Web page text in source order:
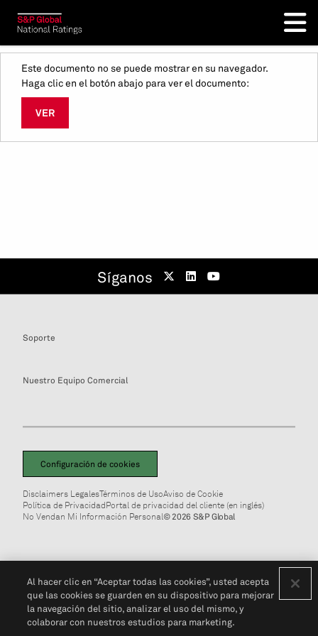
Este documento no se puede mostrar en su navegador.
Haga clic en el botón abajo para ver el documento:
VER
Síganos
Soporte
Nuestro Equipo Comercial
Configuración de cookies
Disclaimers LegalesTérminos de UsoAviso de Cookie
Política de PrivacidadPortal de privacidad del cliente (en inglés)
No Vendan Mi Información Personal© 2026 S&P Global
Al hacer clic en “Aceptar todas las cookies”, usted acepta
que las cookies se guarden en su dispositivo para mejorar
la navegación del sitio, analizar el uso del mismo, y
colaborar con nuestros estudios para marketing.